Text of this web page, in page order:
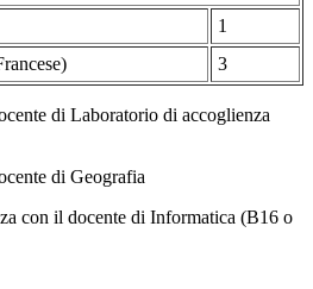
1
3
di Laboratorio di accoglienza
di Geografia
con il docente di Informatica (B16 o